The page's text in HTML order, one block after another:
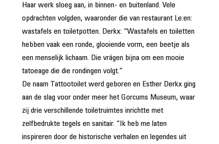
Haar werk sloeg aan, in binnen- en buitenland. Vele
opdrachten volgden, waaronder die van restaurant Le:en:
wastafels en toiletpotten. Derkx: “Wastafels en toiletten
hebben vaak een ronde, glooiende vorm, een beetje als
een menselijk lichaam. Die vrágen bijna om een mooie
tatoeage die die rondingen volgt.”
De naam Tattootoilet werd geboren en Esther Derkx ging
aan de slag voor onder meer het Gorcums Museum, waar
zij drie verschillende toiletruimtes inrichtte met
zelfbedrukte tegels en sanitair. “Ik heb me laten
inspireren door de historische verhalen en legendes uit